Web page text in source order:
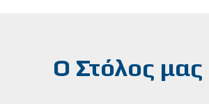
Ο Στόλος μας